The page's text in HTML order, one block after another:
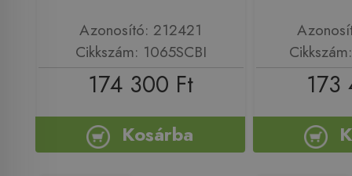
Azonosító: 212421
Cikkszám: 1065SCBI
174 300 Ft
Kosárba
173